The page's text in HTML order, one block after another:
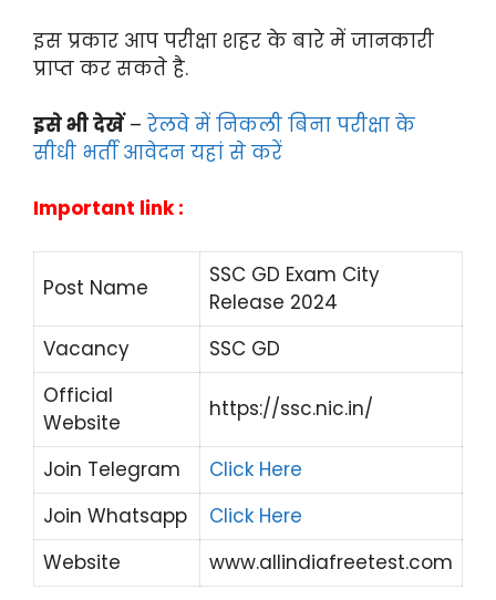
इस प्रकार आप परीक्षा शहर के बारे में जानकारी
प्राप्त कर सकते है.
इसे भी देखें– रेलवे में निकली बिना परीक्षा के
सीधी भर्ती आवेदन यहां से करें
Important link :
Post Name
SSC GD Exam City
Release 2024
Vacancy
SSC GD
Official
Website
https://ssc.nic.in/
Join Telegram
Click Here
Join Whatsapp
Click Here
Website
www.allindiafreetest.com